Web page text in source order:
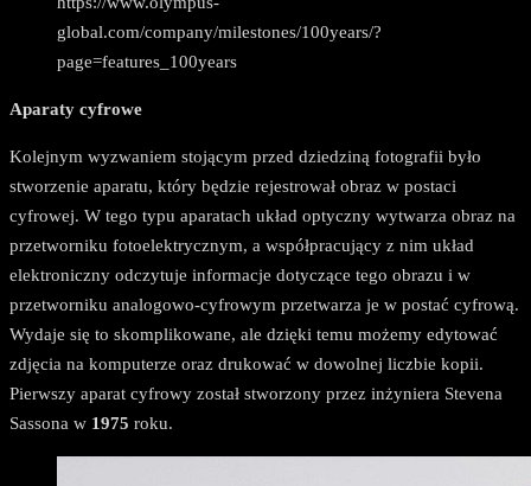
global.com/company/milestones/100years/?
page=features_100years
Aparaty cyfrowe
Kolejnym wyzwaniem stojącym przed dziedziną fotografii było
stworzenie aparatu, który będzie rejestrował obraz w postaci
cyfrowej. W tego typu aparatach układ optyczny wytwarza obraz na
przetworniku fotoelektrycznym, a współpracujący z nim układ
elektroniczny odczytuje informacje dotyczące tego obrazu i w
przetworniku analogowo-cyfrowym przetwarza je w postać cyfrową.
Wydaje się to skomplikowane, ale dzięki temu możemy edytować
zdjęcia na komputerze oraz drukować w dowolnej liczbie kopii.
Pierwszy aparat cyfrowy został stworzony przez inżyniera Stevena
Sassona w 1975 roku.